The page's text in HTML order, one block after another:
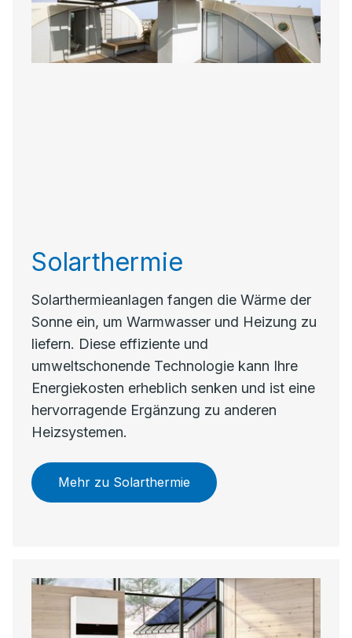
Solarthermie
Solarthermieanlagen fangen die Wärme der
Sonne ein, um Warmwasser und Heizung zu
liefern. Diese effiziente und
umweltschonende Technologie kann Ihre
Energiekosten erheblich senken und ist eine
hervorragende Ergänzung zu anderen
Heizsystemen.
Mehr zu Solarthermie